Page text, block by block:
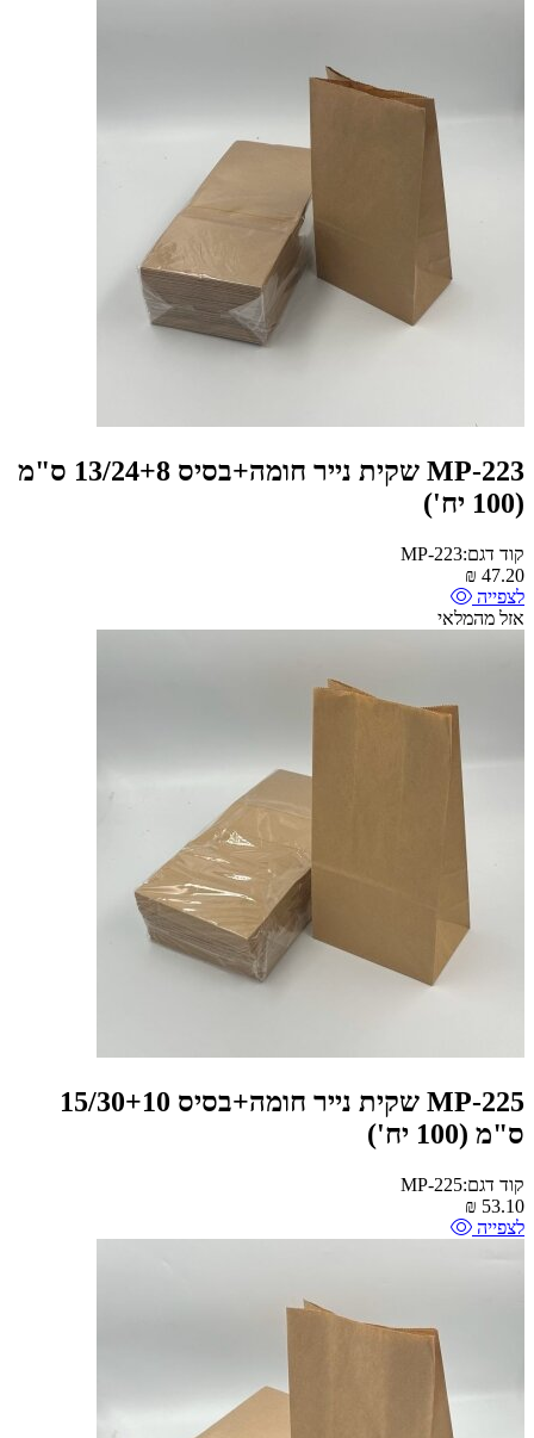
MP-223 שקית נייר חומה+בסיס 13/24+8 ס"מ
(100 יח')
קוד דגם:MP-223
47.20
₪
לצפייה
אזל מהמלאי
MP-225 שקית נייר חומה+בסיס 15/30+10
ס"מ (100 יח')
קוד דגם:MP-225
53.10
₪
לצפייה